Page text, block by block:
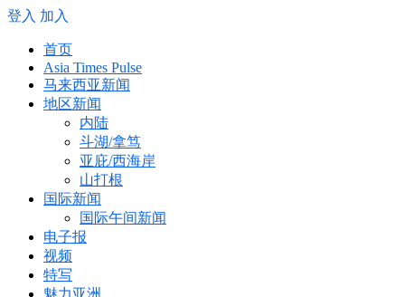
登入 加入
首页
Asia Times Pulse
马来西亚新闻
地区新闻
内陆
斗湖/拿笃
亚庇/西海岸
山打根
国际新闻
国际午间新闻
电子报
视频
特写
魅力亚洲